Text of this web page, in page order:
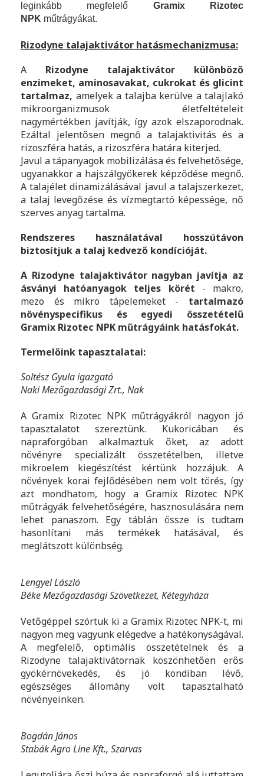
leginkább megfelelő Gramix Rizotec
NPK műtrágyákat.
Rizodyne talajaktivátor hatásmechanizmusa:
A Rizodyne talajaktivátor különböző
enzimeket, aminosavakat, cukrokat és glicint
tartalmaz, amelyek a talajba kerülve a talajlakó
mikroorganizmusok életfeltételeit
nagymértékben javítják, így azok elszaporodnak.
Ezáltal jelentősen megnő a talajaktivitás és a
rizoszféra hatás, a rizoszféra határa kiterjed.
Javul a tápanyagok mobilizálása és felvehetősége,
ugyanakkor a hajszálgyökerek képződése megnő.
A talajélet dinamizálásával javul a talajszerkezet,
a talaj levegőzése és vízmegtartó képessége, nő
szerves anyag tartalma.
Rendszeres használatával hosszútávon
biztosítjuk a talaj kedvező kondícióját.
A Rizodyne talajaktivátor nagyban javítja az
ásványi hatóanyagok teljes körét - makro,
mezo és mikro tápelemeket - tartalmazó
növényspecifikus és egyedi összetételű
Gramix Rizotec NPK műtrágyáink hatásfokát.
Termelőink tapasztalatai:
Soltész Gyula igazgató
Naki Mezőgazdasági Zrt., Nak
A Gramix Rizotec NPK műtrágyákról nagyon jó
tapasztalatot szereztünk. Kukoricában és
napraforgóban alkalmaztuk őket, az adott
növényre specializált összetételben, illetve
mikroelem kiegészítést kértünk hozzájuk. A
növények korai fejlődésében nem volt törés, így
azt mondhatom, hogy a Gramix Rizotec NPK
műtrágyák felvehetőségére, hasznosulására nem
lehet panaszom. Egy táblán össze is tudtam
hasonlítani más termékek hatásával, és
meglátszott különbség.
Lengyel László
Béke Mezőgazdasági Szövetkezet, Kétegyháza
Vetőgéppel szórtuk ki a Gramix Rizotec NPK-t, mi
nagyon meg vagyunk elégedve a hatékonyságával.
A megfelelő, optimális összetételnek és a
Rizodyne talajaktivátornak köszönhetően erős
gyökérnövekedés, és jó kondiban lévő,
egészséges állomány volt tapasztalható
növényeinken.
Bogdán János
Stabák Agro Line Kft., Szarvas